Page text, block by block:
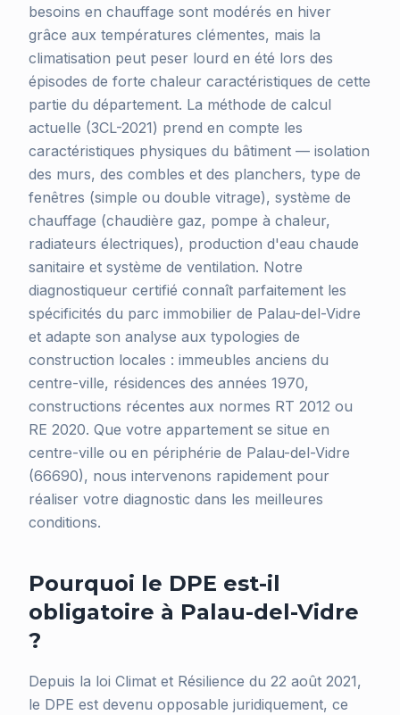
besoins en chauffage sont modérés en hiver
grâce aux températures clémentes, mais la
climatisation peut peser lourd en été lors des
épisodes de forte chaleur caractéristiques de cette
partie du département. La méthode de calcul
actuelle (3CL-2021) prend en compte les
caractéristiques physiques du bâtiment — isolation
des murs, des combles et des planchers, type de
fenêtres (simple ou double vitrage), système de
chauffage (chaudière gaz, pompe à chaleur,
radiateurs électriques), production d'eau chaude
sanitaire et système de ventilation. Notre
diagnostiqueur certifié connaît parfaitement les
spécificités du parc immobilier de Palau-del-Vidre
et adapte son analyse aux typologies de
construction locales : immeubles anciens du
centre-ville, résidences des années 1970,
constructions récentes aux normes RT 2012 ou
RE 2020. Que votre appartement se situe en
centre-ville ou en périphérie de Palau-del-Vidre
(66690), nous intervenons rapidement pour
réaliser votre diagnostic dans les meilleures
conditions.
Pourquoi le DPE est-il
obligatoire à Palau-del-Vidre
?
Depuis la loi Climat et Résilience du 22 août 2021,
le DPE est devenu opposable juridiquement, ce